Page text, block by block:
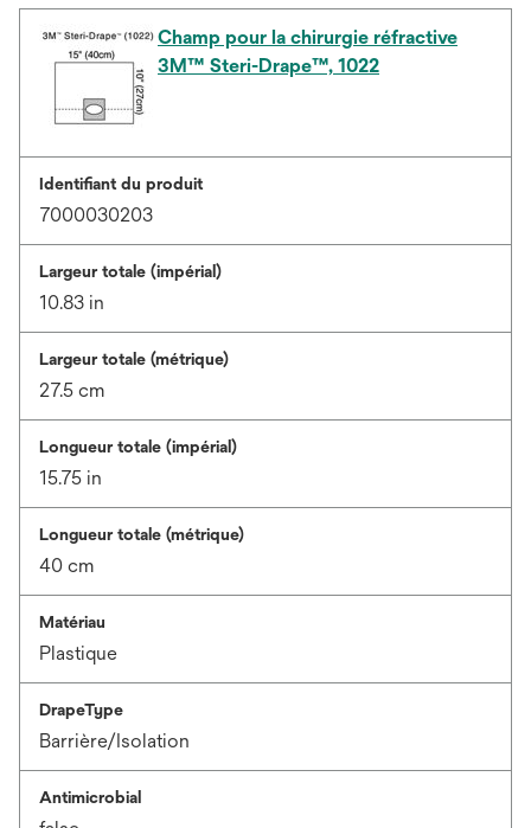
Champ pour la chirurgie réfractive
3M™ Steri-Drape™, 1022
Identifiant du produit
7000030203
Largeur totale (impérial)
10.83 in
Largeur totale (métrique)
27.5 cm
Longueur totale (impérial)
15.75 in
Longueur totale (métrique)
40 cm
Matériau
Plastique
DrapeType
Barrière/Isolation
Antimicrobial